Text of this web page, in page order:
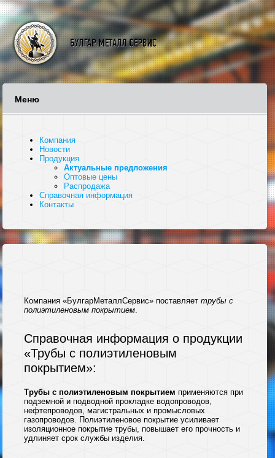
Меню
Компания
Новости
Продукция
Актуальные предложения
Оптовые цены
Распродажа
Справочная информация
Контакты
Компания «БулгарМеталлСервис» поставляеттрубы с
полиэтиленовым покрытием.
Справочная информация о продукции
«Трубы с полиэтиленовым
покрытием»:
Трубы с полиэтиленовым покрытием применяются при
подземной и подводной прокладке водопроводов,
нефтепроводов, магистральных и промысловых
газопроводов. Полиэтиленовое покрытие усиливает
изоляционное покрытие трубы, повышает его прочность и
удлиняет срок службы изделия.